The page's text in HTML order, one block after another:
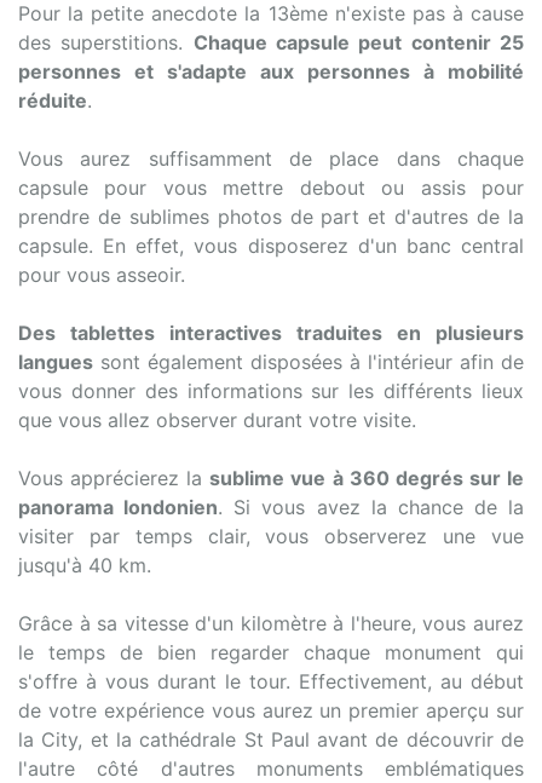
Pour la petite anecdote la 13ème n'existe pas à cause
des superstitions. Chaque capsule peut contenir 25
personnes et s'adapte aux personnes à mobilité
réduite.
Vous aurez suffisamment de place dans chaque
capsule pour vous mettre debout ou assis pour
prendre de sublimes photos de part et d'autres de la
capsule. En effet, vous disposerez d'un banc central
pour vous asseoir.
Des tablettes interactives traduites en plusieurs
langues sont également disposées à l'intérieur afin de
vous donner des informations sur les différents lieux
que vous allez observer durant votre visite.
Vous apprécierez lasublime vue à 360 degrés sur le
panorama londonien. Si vous avez la chance de la
visiter par temps clair, vous observerez une vue
jusqu'à 40 km.
Grâce à sa vitesse d'un kilomètre à l'heure, vous aurez
le temps de bien regarder chaque monument qui
s'offre à vous durant le tour. Effectivement, au début
de votre expérience vous aurez un premier aperçu sur
la City, et la cathédrale St Paul avant de découvrir de
l'autre côté d'autres monuments emblématiques